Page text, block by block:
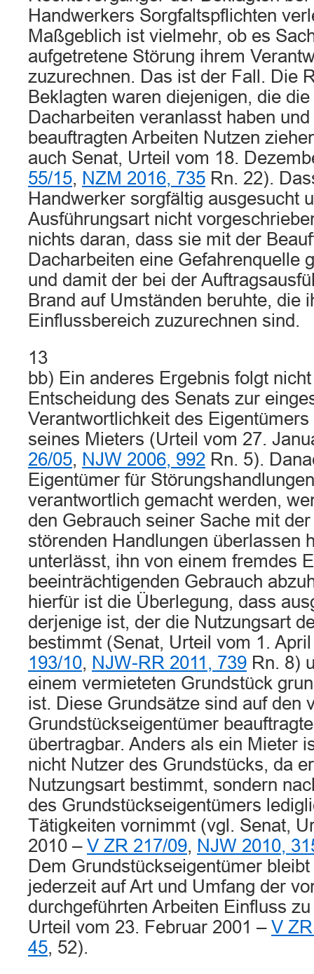
Handwerkers Sorgfaltspflichten
Maßgeblich ist vielmehr, ob es
aufgetretene Störung ihrem
zuzurechnen. Das ist der Fall. Die
Beklagten waren diejenigen, die
Dacharbeiten veranlasst haben
beauftragten Arbeiten Nutzen
auch Senat, Urteil vom 18.
55/15, NZM 2016, 735 Rn. 22).
Handwerker sorgfältig ausgesucht
Ausführungsart nicht
nichts daran, dass sie mit der
Dacharbeiten eine Gefahrenquelle
und damit der bei der
Brand auf Umständen beruhte, die
Einflussbereich zuzurechnen sind.
13
bb) Ein anderes Ergebnis folgt
Entscheidung des Senats zur
Verantwortlichkeit des
seines Mieters (Urteil vom 27.
26/05, NJW 2006, 992 Rn. 5).
Eigentümer für
verantwortlich gemacht werden,
den Gebrauch seiner Sache mit
störenden Handlungen überlassen
unterlässt, ihn von einem fremdes
beeinträchtigenden Gebrauch
hierfür ist die Überlegung, dass
derjenige ist, der die Nutzungsart
bestimmt (Senat, Urteil vom 1.
193/10, NJW-RR 2011, 739 Rn. 8)
einem vermieteten Grundstück
ist. Diese Grundsätze sind auf den
Grundstückseigentümer
übertragbar. Anders als ein Mieter
nicht Nutzer des Grundstücks, da
Nutzungsart bestimmt, sondern
des Grundstückseigentümers
Tätigkeiten vornimmt (vgl. Senat,
2010 – V ZR 217/09, NJW 2010,
Dem Grundstückseigentümer
jederzeit auf Art und Umfang der
durchgeführten Arbeiten Einfluss
Urteil vom 23. Februar 2001 – V
45, 52).